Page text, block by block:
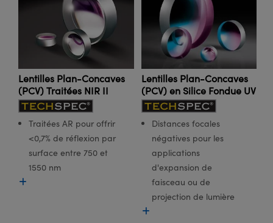
Lentilles Plan-Concaves
(PCV) Traitées NIR II
Traitées AR pour offrir
<0,7% de réflexion par
surface entre 750 et
1550 nm
Lentilles Plan-Concaves
(PCV) en Silice Fondue UV
Distances focales
négatives pour les
applications
d'expansion de
faisceau ou de
projection de lumière